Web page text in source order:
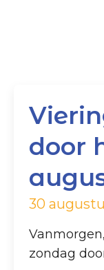
door
30
zondag